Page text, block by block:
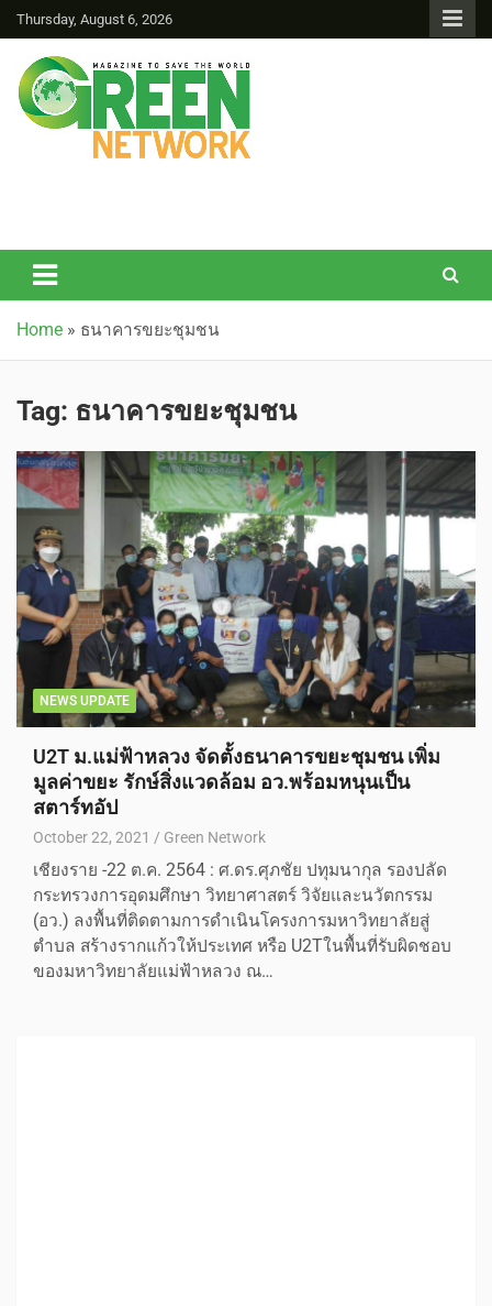
Thursday, August 6, 2026
Home » ธนาคารขยะชุมชน
Tag: ธนาคารขยะชุมชน
NEWS UPDATE
U2T ม.แม่ฟ้าหลวง จัดตั้งธนาคารขยะชุมชน เพิ่ม
มูลค่าขยะ รักษ์สิ่งแวดล้อม อว.พร้อมหนุนเป็น
สตาร์ทอัป
October 22, 2021 Green Network
เชียงราย -22 ต.ค. 2564 : ศ.ดร.ศุภชัย ปทุมนากุล รองปลัด
กระทรวงการอุดมศึกษา วิทยาศาสตร์ วิจัยและนวัตกรรม
(อว.) ลงพื้นที่ติดตามการดำเนินโครงการมหาวิทยาลัยสู่
ตำบล สร้างรากแก้วให้ประเทศ หรือ U2Tในพื้นที่รับผิดชอบ
ของมหาวิทยาลัยแม่ฟ้าหลวง ณ…